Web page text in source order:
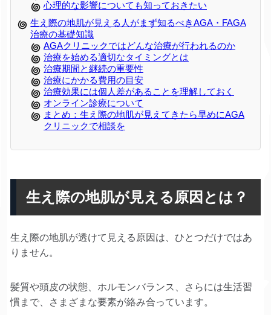
心理的な影響についても知っておきたい
生え際の地肌が見える人がまず知るべきAGA・FAGA
治療の基礎知識
AGAクリニックではどんな治療が行われるのか
治療を始める適切なタイミングとは
治療期間と継続の重要性
治療にかかる費用の目安
治療効果には個人差があることを理解しておく
オンライン診療について
まとめ：生え際の地肌が見えてきたら早めにAGA
クリニックで相談を
生え際の地肌が見える原因とは？
生え際の地肌が透けて見える原因は、ひとつだけではあ
りません。
髪質や頭皮の状態、ホルモンバランス、さらには生活習
慣まで、さまざまな要素が絡み合っています。